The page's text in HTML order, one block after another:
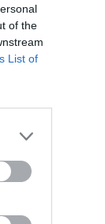
of the
List of
Όροι χρήσης